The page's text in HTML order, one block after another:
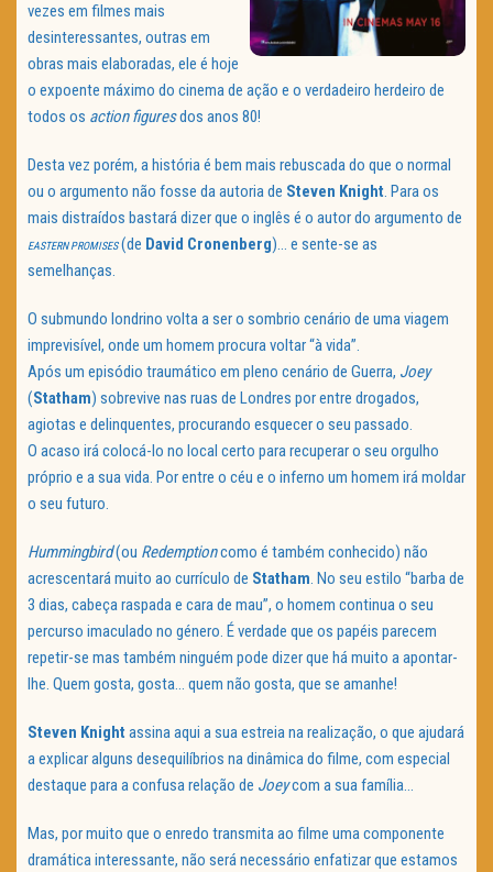
vezes em filmes mais
desinteressantes, outras em
obras mais elaboradas, ele é hoje
o expoente máximo do cinema de ação e o verdadeiro herdeiro de
todos os action figuresdos anos 80!
Desta vez porém, a história é bem mais rebuscada do que o normal
ou o argumento não fosse da autoria de Steven Knight. Para os
mais distraídos bastará dizer que o inglês é o autor do argumento de
EASTERN PROMISES(de David Cronenberg)… e sente-se as
semelhanças.
O submundo londrino volta a ser o sombrio cenário de uma viagem
imprevisível, onde um homem procura voltar “à vida”.
Após um episódio traumático em pleno cenário de Guerra, Joey
(Statham) sobrevive nas ruas de Londres por entre drogados,
agiotas e delinquentes, procurando esquecer o seu passado.
O acaso irá colocá-lo no local certo para recuperar o seu orgulho
próprio e a sua vida. Por entre o céu e o inferno um homem irá moldar
o seu futuro.
Hummingbird(ou Redemptioncomo é também conhecido) não
acrescentará muito ao currículo de Statham. No seu estilo “barba de
3 dias, cabeça raspada e cara de mau”, o homem continua o seu
percurso imaculado no género. É verdade que os papéis parecem
repetir-se mas também ninguém pode dizer que há muito a apontar-
lhe. Quem gosta, gosta… quem não gosta, que se amanhe!
Steven Knightassina aqui a sua estreia na realização, o que ajudará
a explicar alguns desequilíbrios na dinâmica do filme, com especial
destaque para a confusa relação de Joeycom a sua família…
Mas, por muito que o enredo transmita ao filme uma componente
dramática interessante, não será necessário enfatizar que estamos